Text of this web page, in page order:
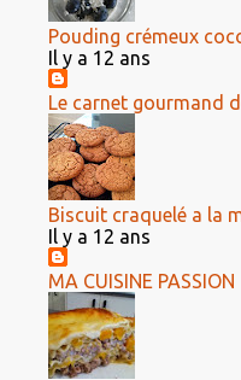
Pouding crémeux
Il y a 12 ans
Le carnet gourmand
Biscuit craquelé a la
Il y a 12 ans
MA CUISINE PASSION